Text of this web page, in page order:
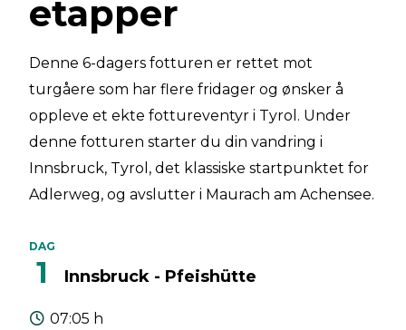
etapper
Denne 6-dagers fotturen er rettet mot
turgåere som har flere fridager og ønsker å
oppleve et ekte fottureventyr i Tyrol. Under
denne fotturen starter du din vandring i
Innsbruck, Tyrol, det klassiske startpunktet for
Adlerweg, og avslutter i Maurach am Achensee.
DAG
1 Innsbruck - Pfeishütte
07:05 h